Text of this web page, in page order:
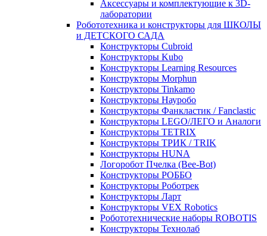
Аксессуары и комплектующие к 3D-
лаборатории
Робототехника и конструкторы для ШКОЛЫ
и ДЕТСКОГО САДА
Конструкторы Cubroid
Конструкторы Kubo
Конструкторы Learning Resources
Конструкторы Morphun
Конструкторы Tinkamo
Конструкторы Науробо
Конструкторы Фанкластик / Fanclastic
Конструкторы LEGO/ЛЕГО и Аналоги
Конструкторы TETRIX
Конструкторы ТРИК / TRIK
Конструкторы HUNA
Логоробот Пчелка (Bee-Bot)
Конструкторы РОББО
Конструкторы Роботрек
Конструкторы Ларт
Конструкторы VEX Robotics
Робототехнические наборы ROBOTIS
Конструкторы Технолаб